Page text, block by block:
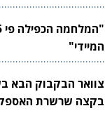
לשבבים
המיידי"
בקצה שרשרת